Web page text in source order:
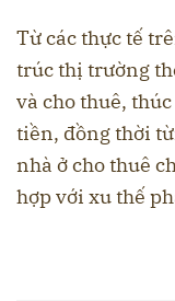
Từ các thực tế
trúc thị trường
và cho thuê,
tiền, đồng thời
nhà ở cho thuê
hợp với xu thế